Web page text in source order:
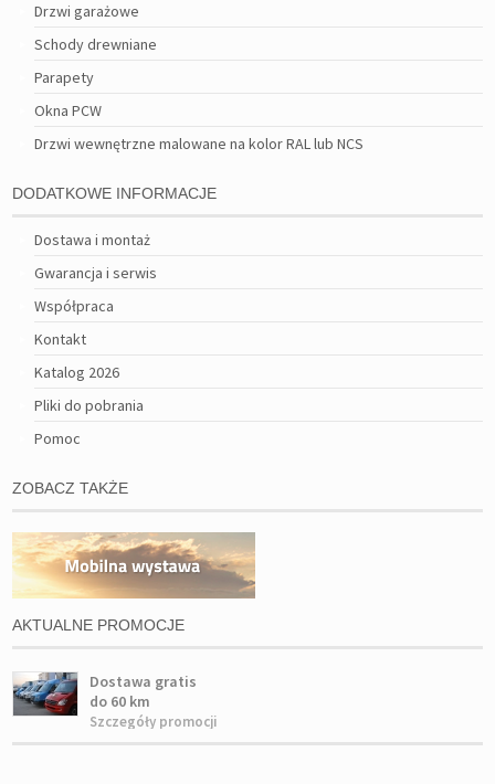
Drzwi garażowe
Schody drewniane
Parapety
Okna PCW
Drzwi wewnętrzne malowane na kolor RAL lub NCS
DODATKOWE INFORMACJE
Dostawa i montaż
Gwarancja i serwis
Współpraca
Kontakt
Katalog 2026
Pliki do pobrania
Pomoc
ZOBACZ TAKŻE
AKTUALNE PROMOCJE
Dostawa gratis
do 60 km
Szczegóły promocji